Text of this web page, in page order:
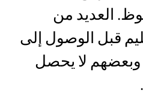
العديد من
قبل الوصول إلى
لا يحصل